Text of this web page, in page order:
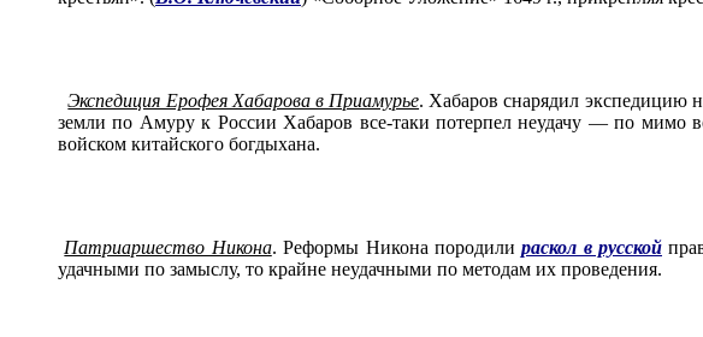
Экспедиция Ерофея Хабарова в Приамурье. Хабаров снарядил экспедицию
земли по Амуру к России Хабаров все-таки потерпел неудачу — по мимо
войском китайского богдыхана.
Патриаршество Никона. Реформы Никона породилираскол в русской
удачными по замыслу, то крайне неудачными по методам их проведения.